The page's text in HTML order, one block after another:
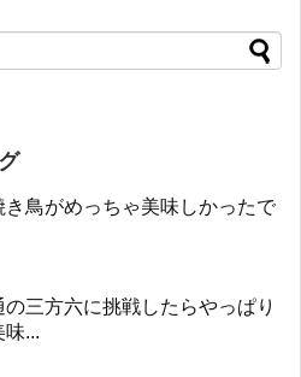
き鳥がめっちゃ美味しかったで
三方六に挑戦したらやっぱり
味...